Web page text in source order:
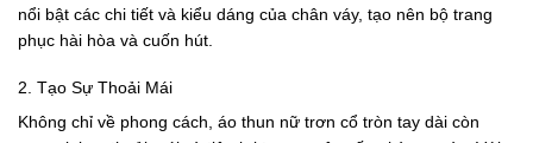
nổi bật các chi tiết và kiểu dáng của chân váy, tạo nên bộ trang
phục hài hòa và cuốn hút.
2. Tạo Sự Thoải Mái
Không chỉ về phong cách, áo thun nữ trơn cổ tròn tay dài còn